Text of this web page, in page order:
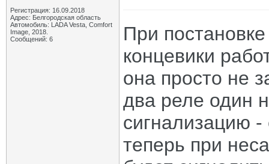
Регистрация: 16.09.2018
Адрес: Белгородская область
Автомобиль: LADA Vesta, Comfort
Image, 2018.
Сообщений: 6
При
концевики
она просто не
два реле один
сигнализацию -
теперь при